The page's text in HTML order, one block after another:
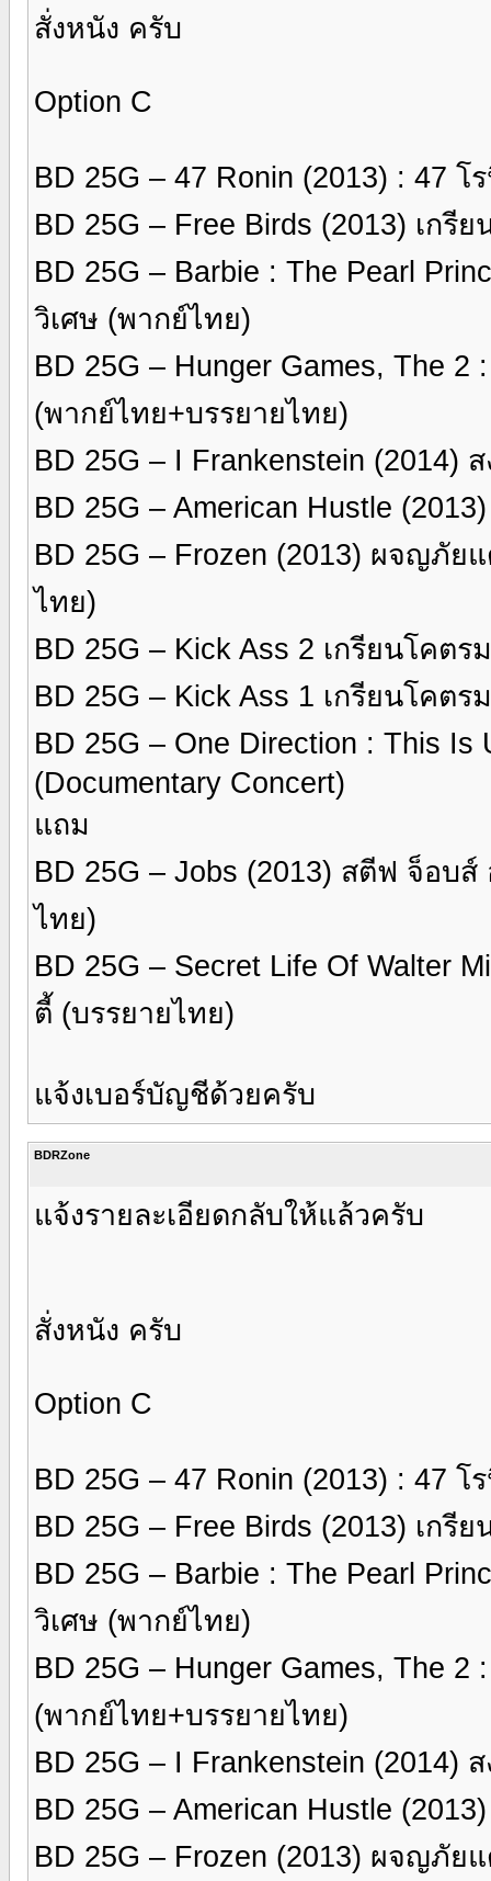
สั่งหนัง ครับ
Option C
BD 25G – 47 Ronin (2013) : 47 โ
BD 25G – Free Birds (2013) เก
BD 25G – Barbie : The Pearl
วิเศษ (พากย์ไทย)
BD 25G – Hunger Games, The 2
(พากย์ไทย+บรรยายไทย)
BD 25G – I Frankenstein (2014)
BD 25G – American Hustle
BD 25G – Frozen (2013) ผจญภั
ไทย)
BD 25G – Kick Ass 2 เกรียนโคต
BD 25G – Kick Ass 1 เกรียนโคต
BD 25G – One Direction : This
(Documentary Concert)
แถม
BD 25G – Jobs (2013) สตีฟ จ็อบ
ไทย)
BD 25G – Secret Life Of Walter
ตี้ (บรรยายไทย)
แจ้งเบอร์บัญชีด้วยครับ
BDRZone
แจ้งรายละเอียดกลับให้แล้วครับ
สั่งหนัง ครับ
Option C
BD 25G – 47 Ronin (2013) : 47 โ
BD 25G – Free Birds (2013) เก
BD 25G – Barbie : The Pearl
วิเศษ (พากย์ไทย)
BD 25G – Hunger Games, The 2
(พากย์ไทย+บรรยายไทย)
BD 25G – I Frankenstein (2014)
BD 25G – American Hustle
BD 25G – Frozen (2013) ผจญภั